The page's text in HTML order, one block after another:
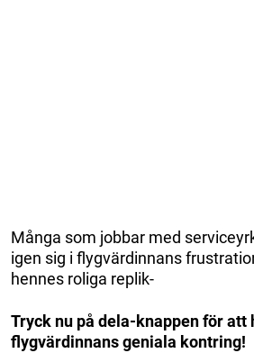
Många som jobbar med
igen sig i flygvärdinnans
hennes roliga replik-
Tryck nu på dela-knappen för att
flygvärdinnans geniala kontring!